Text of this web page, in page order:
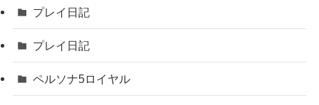
プレイ日記
プレイ日記
ペルソナ5ロイヤル